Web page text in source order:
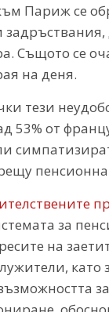
Париж се
Същото се
на деня.
тези
53% от
за
на
като